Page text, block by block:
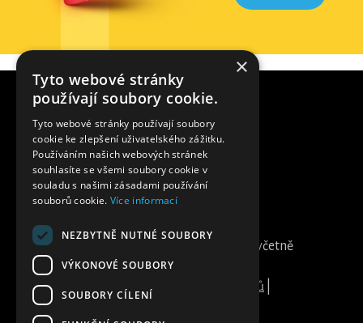
DDs group s.r.o. | IČ: 28146298, DIČ:
CZ28146298 | Všechny ceny uvedeny včetně
DPH | Žižkova tř. 309/12 37001 České
Budějovice |
Ochrana osobních údajů
Partneři
×
Tyto webové stránky
používají soubory cookie.
Tyto webové stránky používají soubory
cookie ke zlepšení uživatelského zážitku.
Používáním našich webových stránek
souhlasíte se všemi soubory cookie v
souladu s našimi zásadami používání
souborů cookie. Více informací
NEZBYTNĚ NUTNÉ SOUBORY
VÝKONOVÉ SOUBORY
SOUBORY CÍLENÍ